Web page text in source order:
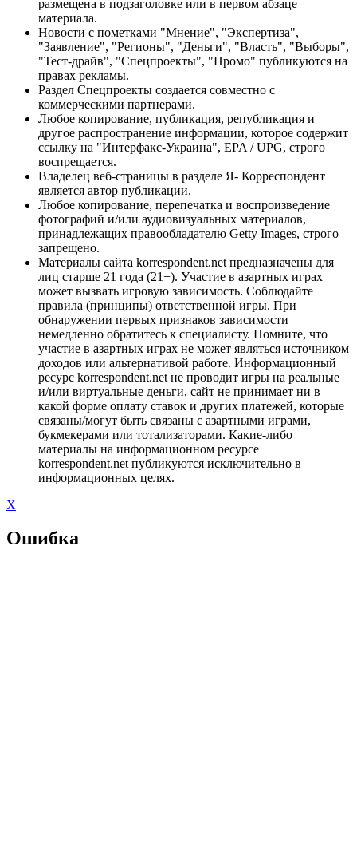
размещена в подзаголовке или в первом абзаце
материала.
Новости с пометками "Мнение", "Экспертиза",
"Заявление", "Регионы", "Деньги", "Власть", "Выборы",
"Тест-драйв", "Спецпроекты", "Промо" публикуются на
правах рекламы.
Раздел Спецпроекты создается совместно с
коммерческими партнерами.
Любое копирование, публикация, републикация и
другое распространение информации, которое содержит
ссылку на "Интерфакс-Украина", EPA / UPG, строго
воспрещается.
Владелец веб-страницы в разделе Я- Корреспондент
является автор публикации.
Любое копирование, перепечатка и воспроизведение
фотографий и/или аудиовизуальных материалов,
принадлежащих правообладателю Getty Images, строго
запрещено.
Материалы сайта korrespondent.net предназначены для
лиц старше 21 года (21+). Участие в азартных играх
может вызвать игровую зависимость. Соблюдайте
правила (принципы) ответственной игры. При
обнаружении первых признаков зависимости
немедленно обратитесь к специалисту. Помните, что
участие в азартных играх не может являться источником
доходов или альтернативой работе. Информационный
ресурс korrespondent.net не проводит игры на реальные
и/или виртуальные деньги, сайт не принимает ни в
какой форме оплату ставок и других платежей, которые
связаны/могут быть связаны с азартными играми,
букмекерами или тотализаторами. Какие-либо
материалы на информационном ресурсе
korrespondent.net публикуются исключительно в
информационных целях.
X
Ошибка